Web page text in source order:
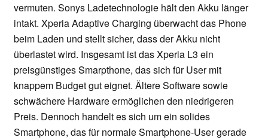
vermuten. Sonys Ladetechnologie hält den Akku länger
intakt. Xperia Adaptive Charging überwacht das Phone
beim Laden und stellt sicher, dass der Akku nicht
überlastet wird. Insgesamt ist das Xperia L3 ein
preisgünstiges Smarpthone, das sich für User mit
knappem Budget gut eignet. Ältere Software sowie
schwächere Hardware ermöglichen den niedrigeren
Preis. Dennoch handelt es sich um ein solides
Smartphone, das für normale Smartphone-User gerade